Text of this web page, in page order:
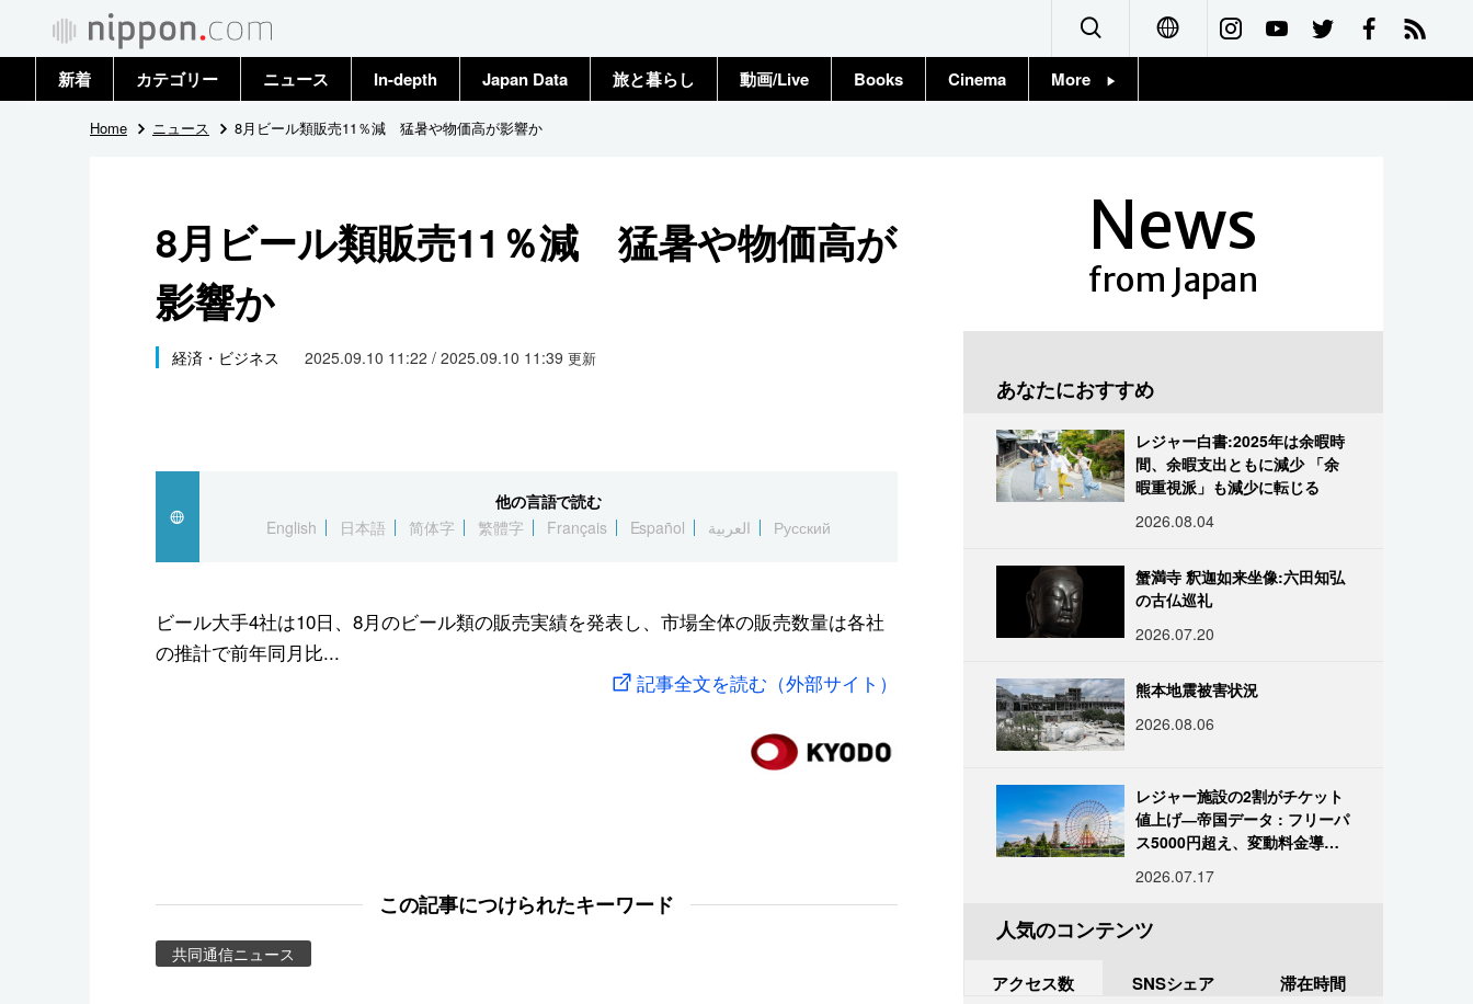
Français
新着 カテゴリー
政治・外交
国際
社会
文化
スポーツ・東京2020
ニュース
トップ
In-depth Japan Data 旅と暮らし 動画/Live Books Cinema More
Home ニュース 8月ビール類販売11％減 猛暑や物価高が影響か
8月ビール類販売11％減 猛暑や物価高が
影響か
経済・ビジネス 2025.09.10 11:22 / 2025.09.10 11:39 更新
他の言語で読む
English
日本語 简体字 繁體字 Français Español العربية Русский
ビール大手4社は10日、8月のビール類の販売実績を発表し、市場全体の販売数量は各社
の推計で前年同月比...
記事全文を読む（外部サイト）
この記事につけられたキーワード
共同通信ニュース
News
from Japan
あなたにおすすめ
レジャー白書:2025年は余暇時
間、余暇支出ともに減少 「余
暇重視派」も減少に転じる
2026.08.04
蟹満寺 釈迦如来坐像:六田知弘
の古仏巡礼
2026.07.20
熊本地震被害状況
2026.08.06
レジャー施設の2割がチケット
値上げ―帝国データ : フリーパ
ス5000円超え、変動料金導入
2026.07.17
人気のコンテンツ
アクセス数 SNSシェア 滞在時間